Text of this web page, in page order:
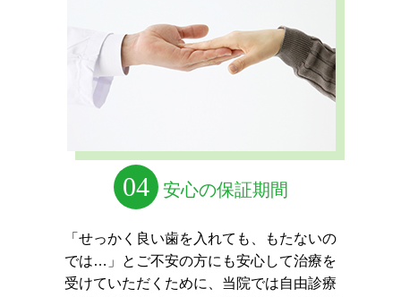
04 安心の保証期間
「せっかく良い歯を入れても、もたないの
では…」とご不安の方にも安心して治療を
受けていただくために、 当院では自由診療